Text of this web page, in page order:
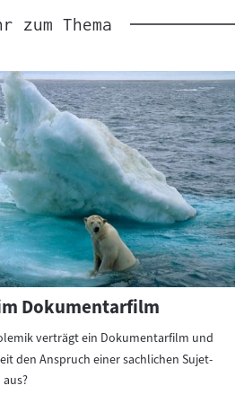
zum Thema
Dokumentarfilm
verträgt ein Dokumentarfilm und
den Anspruch einer sachlichen Sujet-